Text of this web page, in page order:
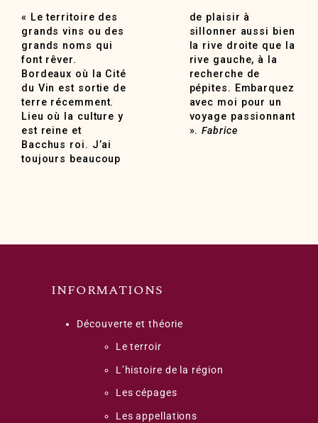
« Le territoire des
grands vins ou des
grands noms qui
font rêver.
Bordeaux où la Cité
du Vin est sortie de
terre récemment.
Lieu où la culture y
est reine et
Bacchus roi. J’ai
toujours beaucoup
de plaisir à
sillonner aussi bien
la rive droite que la
rive gauche, à la
recherche de
pépites. Embarquez
avec moi pour un
voyage passionnant
».Fabrice
INFORMATIONS
Découverte et théorie
Le terroir
L’histoire de la région
Les cépages
Les appellations